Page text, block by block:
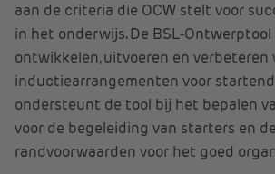
aan de criteria die OCW stelt voor
in het onderwijs. De BSL-
ontwikkelen, uitvoeren en verbeteren
inductiearrangementen voor
ondersteunt de tool bij het bepalen
voor de begeleiding van starters en
randvoorwaarden voor het goed